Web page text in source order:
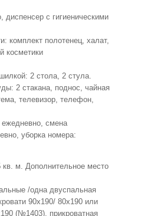
с гигиеническими
комплект полотенец, халат,
косметики
2 стола, 2 стула.
2 стакана, поднос, чайная
телевизор, телефон,
смена
уборка номера:
кв. м. Дополнительное место
/одна двуспальная
90х190/ 80х190 или
(№1403), прикроватная